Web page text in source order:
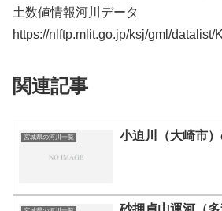
土数値情報河川データ
https://nlftp.mlit.go.jp/ksj/gml/datalist/
関連記事
宮城県の河川一覧 小迫川（大崎市